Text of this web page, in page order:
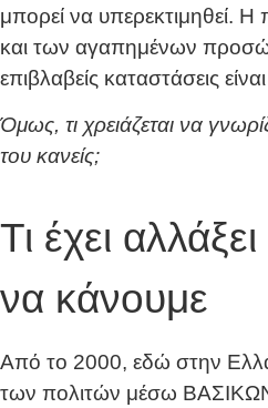
μπορεί να υπερεκτιμηθεί.
και των αγαπημένων
επιβλαβείς καταστάσεις
Όμως, τι χρειάζεται να
του κανείς;
Τι έχει
να κάνουμε
Από το 2000, εδώ στην
των πολιτών μέσω